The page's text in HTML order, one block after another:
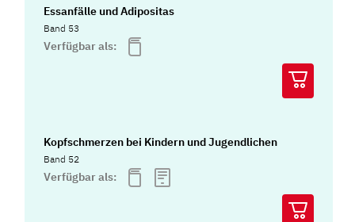
Essanfälle und Adipositas
Band 53
Verfügbar als:
Kopfschmerzen bei Kindern und Jugendlichen
Band 52
Verfügbar als: